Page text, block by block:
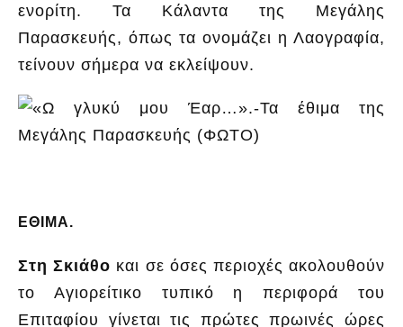
ενορίτη. Τα Κάλαντα της Μεγάλης
Παρασκευής, όπως τα ονομάζει η Λαογραφία,
τείνουν σήμερα να εκλείψουν.
ΕΘΙΜΑ.
Στη Σκιάθο και σε όσες περιοχές ακολουθούν
το Αγιορείτικο τυπικό η περιφορά του
Επιταφίου γίνεται τις πρώτες πρωινές ώρες